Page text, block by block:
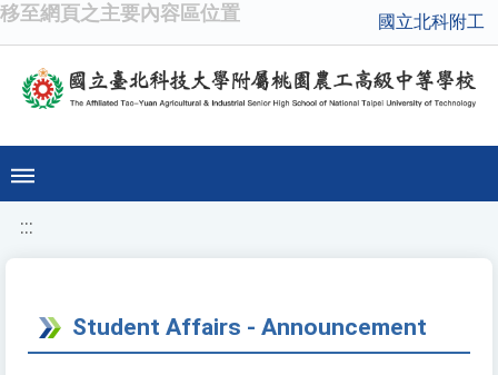
移至網頁之主要內容區位置 國立北科附工
:::
Student Affairs - Announcement